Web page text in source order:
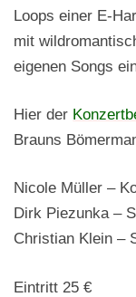
Loops einer E-
mit
eigenen Songs
Hier der
Brauns
Nicole Müller –
Dirk Piezunka –
Christian Klein –
Eintritt 25 €